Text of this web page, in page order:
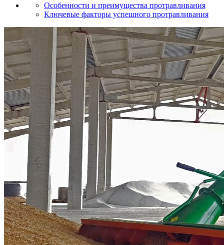
Особенности и преимущества протравливания
Ключевые факторы успешного протравливания